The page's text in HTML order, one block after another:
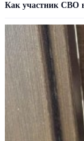
Как участник СВО